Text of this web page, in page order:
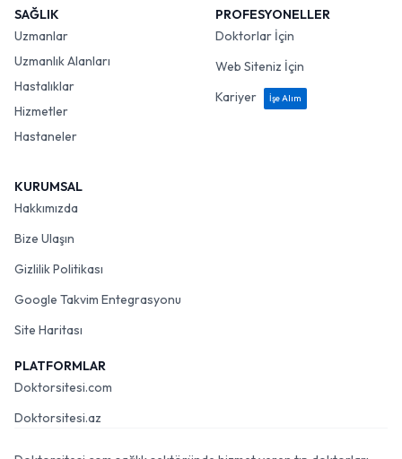
SAĞLIK
Uzmanlar
Uzmanlık Alanları
Hastalıklar
Hizmetler
Hastaneler
PROFESYONELLER
Doktorlar İçin
Web Siteniz İçin
Kariyer
İşe Alım
KURUMSAL
Hakkımızda
Bize Ulaşın
Gizlilik Politikası
Google Takvim Entegrasyonu
Site Haritası
PLATFORMLAR
Doktorsitesi.com
Doktorsitesi.az